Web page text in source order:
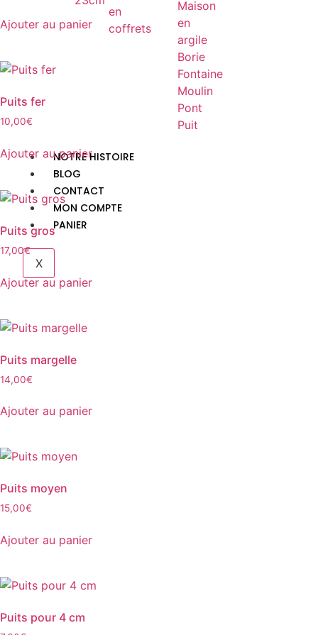
en
coffrets
Maison
en
argile
Borie
Fontaine
Moulin
Pont
Puit
NOTRE HISTOIRE
BLOG
CONTACT
MON COMPTE
PANIER
X
Ajouter au panier
Puits fer
10,00€
Ajouter au panier
Puits gros
17,00€
Ajouter au panier
Puits margelle
14,00€
Ajouter au panier
Puits moyen
15,00€
Ajouter au panier
Puits pour 4 cm